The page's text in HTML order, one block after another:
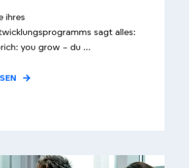
ihres
sagt alles:
you grow – du ...